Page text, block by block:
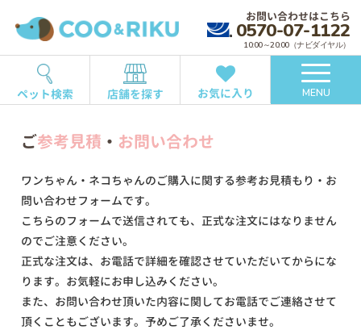
お問い合わせはこちら
0570-07-1122
10:00～20:00（ナビダイヤル）
ペット検索 店舗を探す お気に入り MENU
ご参考見積 ・ お問い合わせ
ワンちゃん・ネコちゃんのご購入に関する参考お見積もり・お
問い合わせフォームです。
こちらのフォームで送信されても、正式な注文にはなりません
のでご注意ください。
正式な注文は、お電話で詳細を確認させていただいてからにな
ります。お気軽にお申し込みください。
また、お問い合わせ頂いた内容に関してお電話でご連絡させて
頂くこともございます。予めご了承くださいませ。